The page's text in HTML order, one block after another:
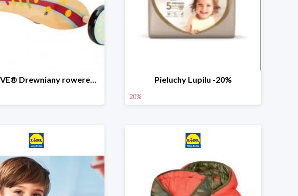
PLAYTIVE® Drewniany rowerek biegowy -33% Pieluchy Lupilu -20%
20%